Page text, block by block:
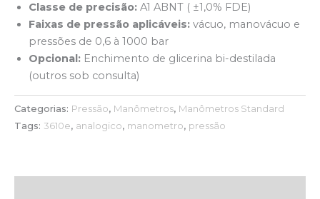
Classe de precisão: A1 ABNT ( ±1,0% FDE)
Faixas de pressão aplicáveis: vácuo, manovácuo e
pressões de 0,6 à 1000 bar
Opcional: Enchimento de glicerina bi-destilada
(outros sob consulta)
Categorias: Pressão, Manômetros, Manômetros Standard
Tags: 3610e, analogico, manometro, pressão